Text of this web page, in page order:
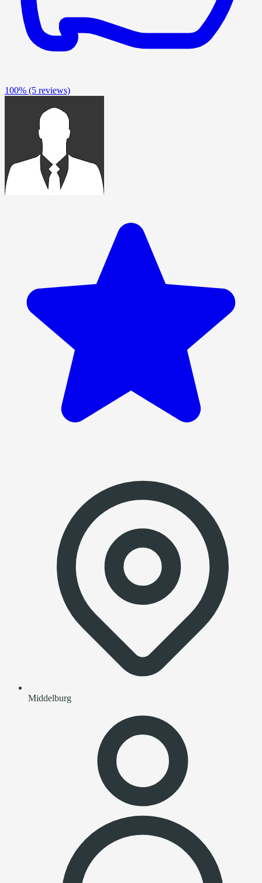
100% (5 reviews)
Middelburg